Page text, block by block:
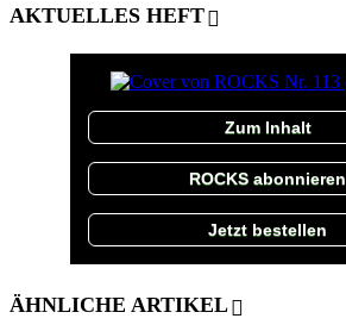
AKTUELLES HEFT
Zum Inhalt
ROCKS abonnieren
Jetzt bestellen
ÄHNLICHE ARTIKEL